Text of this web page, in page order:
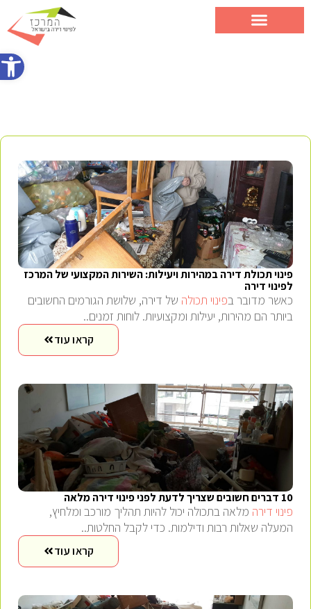
פתח
פינוי תכולת דירה במהירות ויעילות: השירות המקצועי של המרכז
לפינוי דירה
כאשר מדובר בפינוי תכולה של דירה, שלושת הגורמים החשובים
ביותר הם מהירות, יעילות ומקצועיות. לוחות זמנים..
קראו עוד
10 דברים חשובים שצריך לדעת לפני פינוי דירה מלאה
פינוי דירה מלאה בתכולה יכול להיות תהליך מורכב ומלחיץ,
המעלה שאלות רבות ודילמות. כדי לקבל החלטות..
קראו עוד